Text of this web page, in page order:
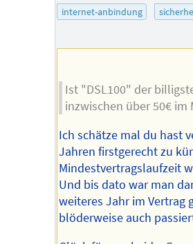
internet-anbindung
Ist "DSL100" der
inzwischen über 50€ im
Ich schätze mal du hast
Jahren firstgerecht zu
Mindestvertragslaufzeit
Und bis dato war man
weiteres Jahr im Vertrag
blöderweise auch